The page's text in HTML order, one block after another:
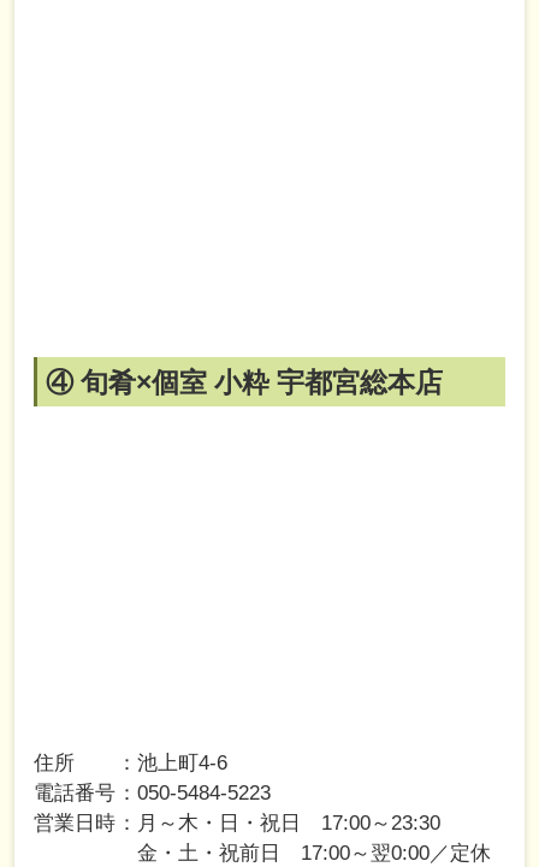
④ 旬肴×個室 小粋 宇都宮総本店
住所
池上町4-6
電話番号
050-5484-5223
営業日時
月～木・日・祝日 17:00～23:30
金・土・祝前日 17:00～翌0:00／定休